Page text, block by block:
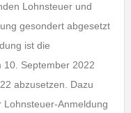
Lohnsteuer und
gesondert abgesetzt
ist die
10. September 2022
abzusetzen. Dazu
Anmeldung